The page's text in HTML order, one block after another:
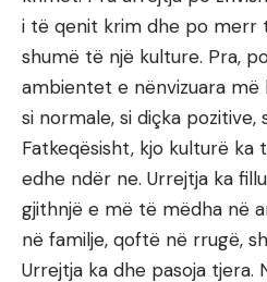
i të qenit krim dhe po merr
shumë të një kulture. Pra,
ambientet e nënvizuara
si normale, si diçka pozitive,
Fatkeqësisht, kjo kulturë
edhe ndër ne. Urrejtja ka
gjithnjë e më të mëdha në
në familje, qoftë në rrugë,
Urrejtja ka dhe pasoja tjera.